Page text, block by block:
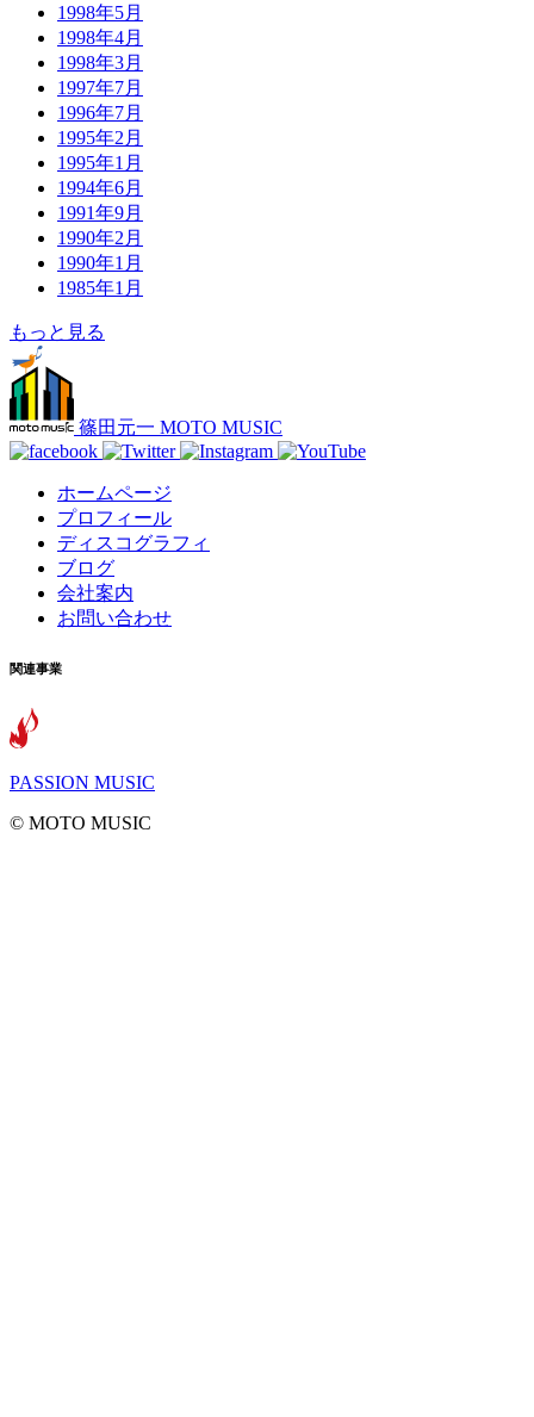
1998年5月
1998年4月
1998年3月
1997年7月
1996年7月
1995年2月
1995年1月
1994年6月
1991年9月
1990年2月
1990年1月
1985年1月
もっと見る
篠田元一 MOTO MUSIC
ホームページ
プロフィール
ディスコグラフィ
ブログ
会社案内
お問い合わせ
関連事業
PASSION MUSIC
©️ MOTO MUSIC